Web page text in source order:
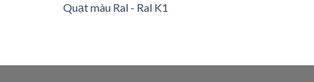
Quạt màu Ral - Ral K1